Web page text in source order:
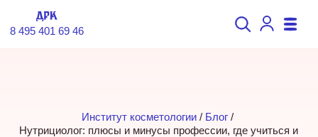
8 495 401 69 46
Институт косметологии / Блог /
Нутрициолог: плюсы и минусы профессии, где учиться и